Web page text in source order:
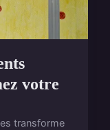
votre
transforme